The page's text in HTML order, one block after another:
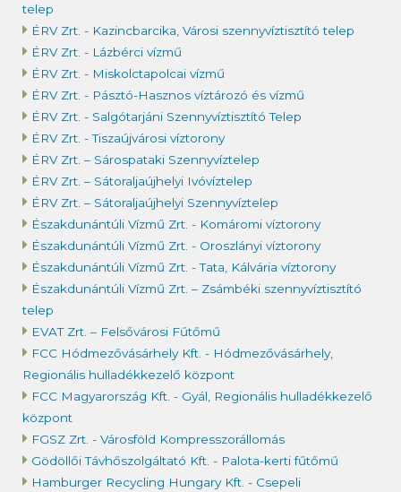
telep
ÉRV Zrt. - Kazincbarcika, Városi szennyvíztisztító telep
ÉRV Zrt. - Lázbérci vízmű
ÉRV Zrt. - Miskolctapolcai vízmű
ÉRV Zrt. - Pásztó-Hasznos víztározó és vízmű
ÉRV Zrt. - Salgótarjáni Szennyvíztisztító Telep
ÉRV Zrt. - Tiszaújvárosi víztorony
ÉRV Zrt. – Sárospataki Szennyvíztelep
ÉRV Zrt. – Sátoraljaújhelyi Ivóvíztelep
ÉRV Zrt. – Sátoraljaújhelyi Szennyvíztelep
Északdunántúli Vízmű Zrt. - Komáromi víztorony
Északdunántúli Vízmű Zrt. - Oroszlányi víztorony
Északdunántúli Vízmű Zrt. - Tata, Kálvária víztorony
Északdunántúli Vízmű Zrt. – Zsámbéki szennyvíztisztító
telep
EVAT Zrt. – Felsővárosi Fűtőmű
FCC Hódmezővásárhely Kft. - Hódmezővásárhely,
Regionális hulladékkezelő központ
FCC Magyarország Kft. - Gyál, Regionális hulladékkezelő
központ
FGSZ Zrt. - Városföld Kompresszorállomás
Gödöllői Távhőszolgáltató Kft. - Palota-kerti fűtőmű
Hamburger Recycling Hungary Kft. - Csepeli